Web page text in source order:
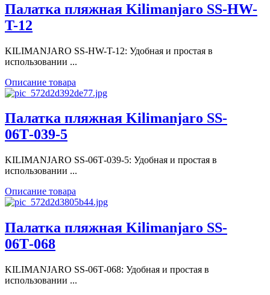
Палатка пляжная Kilimanjaro SS-HW-
T-12
KILIMANJARO SS-HW-T-12: Удобная и простая в
использовании ...
Описание товара
Палатка пляжная Kilimanjaro SS-
06Т-039-5
KILIMANJARO SS-06Т-039-5: Удобная и простая в
использовании ...
Описание товара
Палатка пляжная Kilimanjaro SS-
06Т-068
KILIMANJARO SS-06Т-068: Удобная и простая в
использовании ...